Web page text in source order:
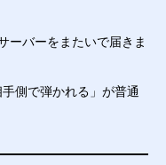
ーバーをまたいで届きま
側で弾かれる」が普通